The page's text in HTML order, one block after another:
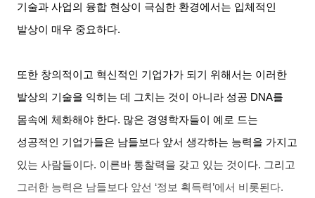
기술과 사업의 융합 현상이 극심한 환경에서는 입체적인
발상이 매우 중요하다.
또한 창의적이고 혁신적인 기업가가 되기 위해서는 이러한
발상의 기술을 익히는 데 그치는 것이 아니라 성공 DNA를
몸속에 체화해야 한다. 많은 경영학자들이 예로 드는
성공적인 기업가들은 남들보다 앞서 생각하는 능력을 가지고
있는 사람들이다. 이른바 통찰력을 갖고 있는 것이다. 그리고
그러한 능력은 남들보다 앞선 ‘정보 획득력’에서 비롯된다.